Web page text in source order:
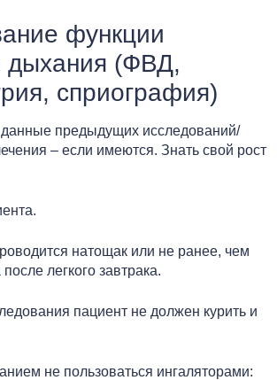
функции
дыхания (ФВД,
сприография)
предыдущих исследований/
– если имеются. Знать свой рост
натощак или не ранее, чем
легкого завтрака.
пациент не должен курить и
не пользоваться ингаляторами: